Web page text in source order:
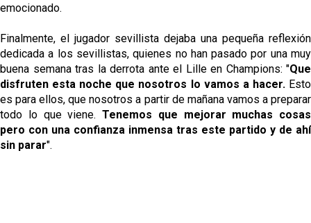
emocionado.
Finalmente, el jugador sevillista dejaba una pequeña reflexión
dedicada a los sevillistas, quienes no han pasado por una muy
buena semana tras la derrota ante el Lille en Champions: "Que
disfruten esta noche que nosotros lo vamos a hacer. Esto
es para ellos, que nosotros a partir de mañana vamos a preparar
todo lo que viene. Tenemos que mejorar muchas cosas
pero con una confianza inmensa tras este partido y de ahí
sin parar".